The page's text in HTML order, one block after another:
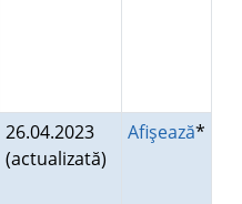
26.04.2023
(actualizată)
Afişează*